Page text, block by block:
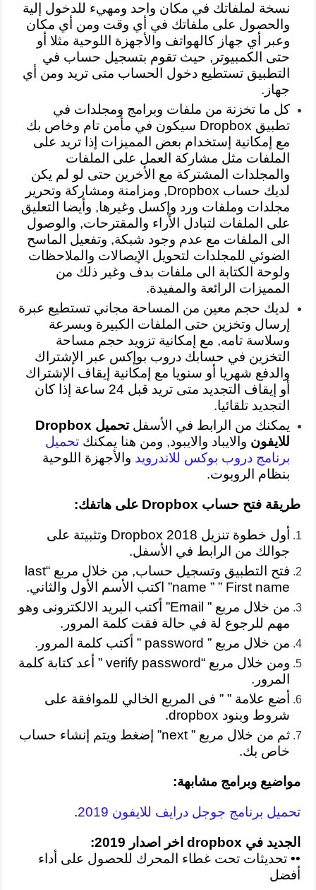
نسخة لملفاتك في مكان واحد ومهيء للدخول إلية
والحصول على ملفاتك في أي وقت ومن أي مكان
وعبر أي جهاز كالهواتف والأجهزة اللوحية مثلا أو
حتى الكمبيوتر, حيث تقوم بتسجيل حساب في
التطبيق تستطيع دخول الحساب متى تريد ومن أي
جهاز.
كل ما تخزنة من ملفات وبرامج ومجلدات في
تطبيق Dropbox سيكون في مأمن تام وخاص بك
مع إمكانية إستخدام بعض المميزات إذا تريد على
الملفات مثل مشاركة العمل على الملفات
والمجلدات المشتركة مع الأخرين حتى لو لم يكن
لديك حساب Dropbox, ومزامنة ومشاركة وتحرير
مجلدات وملفات ورد وإكسل وغيرها, وأيضا التعليق
على الملفات لتبادل الأراء والمقترحات, والوصول
الى الملفات مع عدم وجود شبكة, وتفعيل الماسح
الضوئي للمجلدات لتحويل الإيصالات والملاحظات
ولوحة الكتابة الى ملفات بدف وغير ذلك من
المميزات الرائعة والمفيدة.
لديك حجم معين من المساحة مجاني تستطيع عبرة
إرسال وتخزين حتى الملفات الكبيرة وبسرعة
وسلاسة تامه, مع إمكانية تزويد حجم مساحة
التخزين في حسابك دروب بوإكس عبر الإشتراك
والدفع شهريا أو سنويا مع إمكانية إيقاف الإشتراك
أو إيقاف التجديد متى تريد قبل 24 ساعة إذا كان
التجديد تلقائيا.
يمكنك من الرابط في الأسفل
تحميل Dropbox
للايفون والايباد والايبود, ومن هنا يمكنكتحميل
برنامج دروب بوكس للاندرويد والأجهزة اللوحية
بنظام الروبوت.
طريقة فتح حساب Dropbox على هاتفك:
أول خطوة تنزيل Dropbox 2018 وتثبيتة على
جوالك من الرابط في الأسفل.
فتح التطبيق وتسجيل حساب, من خلال مربع “last
name ” ” First name” اكتب الأسم الأول والثاني.
من خلال مربع ” Email” أكتب البريد الالكترونى وهو
مهم للرجوع لة في حالة فقت كلمة المرور.
من خلال مربع ” password ” أكتب كلمة المرور.
ومن خلال مربع “verify password ” أعد كتابة كلمة
المرور.
أضع علامة ” ” فى المربع الخالي للموافقة على
شروط وبنود dropbox.
ثم من خلال مربع ” next” إضغط ويتم إنشاء حساب
خاص بك.
مواضيع وبرامج مشابهة:
تحميل برنامج جوجل درايف للايفون 2019 .
الجديد في dropbox اخر اصدار 2019:
•• تحديثات تحت غطاء المحرك للحصول على أداء
أفضل